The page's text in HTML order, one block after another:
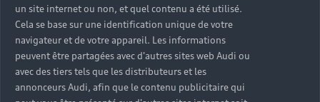
un site internet ou non, et quel contenu a été utilisé.
Cela se base sur une identification unique de votre
navigateur et de votre appareil. Les informations
peuvent être partagées avec d'autres sites web Audi ou
avec des tiers tels que les distributeurs et les
annonceurs Audi, afin que le contenu publicitaire qui